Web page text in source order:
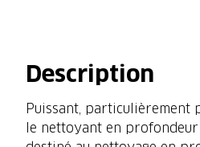
Description
Puissant, particulièrement
le nettoyant en